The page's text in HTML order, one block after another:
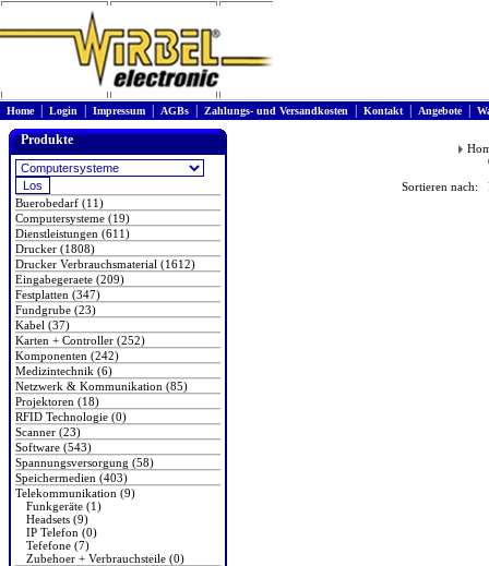
Home| Login Impressum AGBs Zahlungs- und Versandkosten Kontakt| Angebote|
Produkte
Buerobedarf (11)
Computersysteme (19)
Dienstleistungen (611)
Drucker (1808)
Drucker Verbrauchsmaterial (1612)
Eingabegeraete (209)
Festplatten (347)
Fundgrube (23)
Kabel (37)
Karten + Controller (252)
Komponenten (242)
Medizintechnik (6)
Netzwerk & Kommunikation (85)
Projektoren (18)
RFID Technologie (0)
Scanner (23)
Software (543)
Spannungsversorgung (58)
Speichermedien (403)
Telekommunikation (9)
Funkgeräte (1)
Headsets (9)
IP Telefon (0)
Tefefone (7)
Zubehoer + Verbrauchsteile (0)
Sortieren nach: